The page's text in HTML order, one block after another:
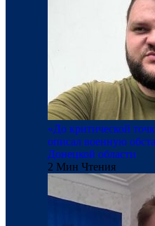
«До критической
описал военную
Донецкой области
2 Мин Чтения